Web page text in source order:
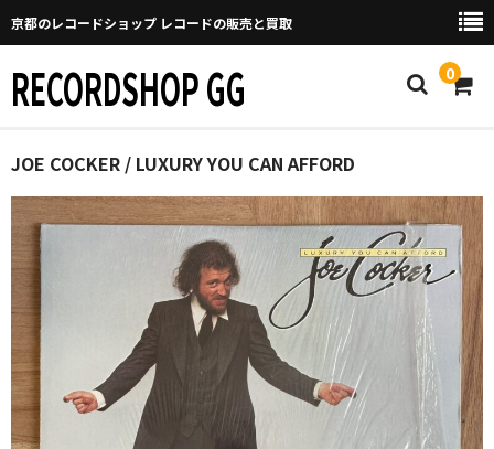
京都のレコードショップ レコードの販売と買取
RECORDSHOP GG 0
Home
マイページ
GGについて
取り置きなどについて
Categories
JOE COCKER / LUXURY YOU CAN AFFORD